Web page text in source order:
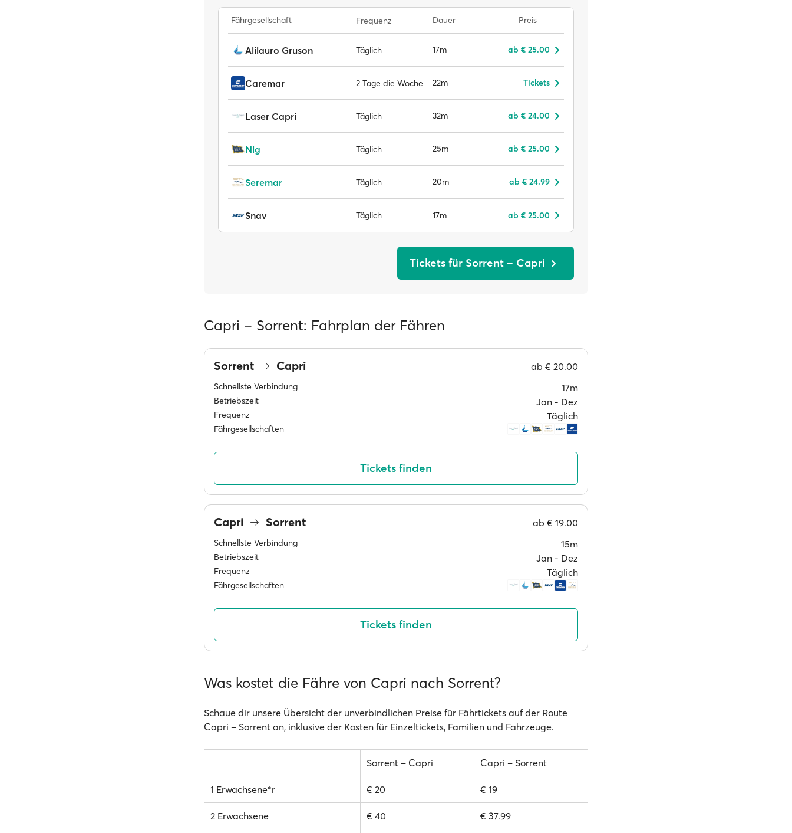
Fährgesellschaft Frequenz Dauer Preis
Alilauro Gruson Täglich 17m ab € 25.00
Caremar 2 Tage die Woche 22m Tickets
Laser Capri Täglich 32m ab € 24.00
Nlg Täglich 25m ab € 25.00
Seremar Täglich 20m ab € 24.99
Snav Täglich 17m ab € 25.00
Tickets für Sorrent – Capri
Capri – Sorrent: Fahrplan der Fähren
Sorrent Capri ab € 20.00
Schnellste Verbindung 17m
Betriebszeit Jan ‐ Dez
Frequenz Täglich
Fährgesellschaften
Tickets finden
Capri Sorrent ab € 19.00
Schnellste Verbindung 15m
Betriebszeit Jan ‐ Dez
Frequenz Täglich
Fährgesellschaften
Tickets finden
Was kostet die Fähre von Capri nach Sorrent?
Schaue dir unsere Übersicht der unverbindlichen Preise für Fährtickets auf der Route
Capri – Sorrent an, inklusive der Kosten für Einzeltickets, Familien und Fahrzeuge.
Sorrent – Capri Capri – Sorrent
1 Erwachsene*r € 20 € 19
2 Erwachsene € 40 € 37.99